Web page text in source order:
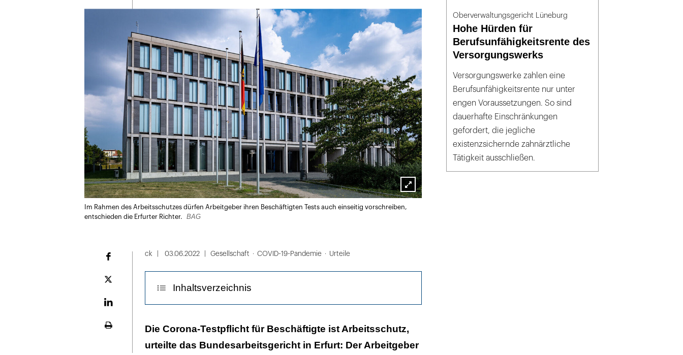
Lightbox
öffnen
Im Rahmen des Arbeitsschutzes dürfen Arbeitgeber ihren Beschäftigten Tests auch einseitig vorschreiben,
entschieden die Erfurter Richter.
BAG
Plattform
ck 03.06.2022 Gesellschaft COVID-19-Pandemie Urteile
Inhaltsverzeichnis
Die Oper verlangte Einen PCR-test im Abstand von ein bis drei
Die Corona-Testpflicht für Beschäftigte ist Arbeitsschutz,
urteilte das Bundesarbeitsgericht in Erfurt: Der Arbeitgeber
Oberverwaltungsgericht Lüneburg
Hohe Hürden für
Berufsunfähigkeitsrente des
Versorgungswerks
Versorgungswerke zahlen eine
Berufsunfähigkeitsrente nur unter
engen Voraussetzungen. So sind
dauerhafte Einschränkungen
gefordert, die jegliche
existenzsichernde zahnärztliche
Tätigkeit ausschließen.